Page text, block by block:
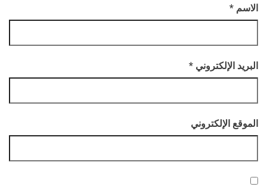
الاسم *
البريد الإلكتروني *
الموقع الإلكتروني